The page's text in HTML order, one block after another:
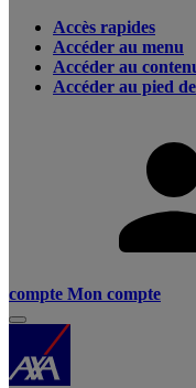
Accès rapides
Accéder au menu
Accéder au
Accéder au pied
compte Mon compte